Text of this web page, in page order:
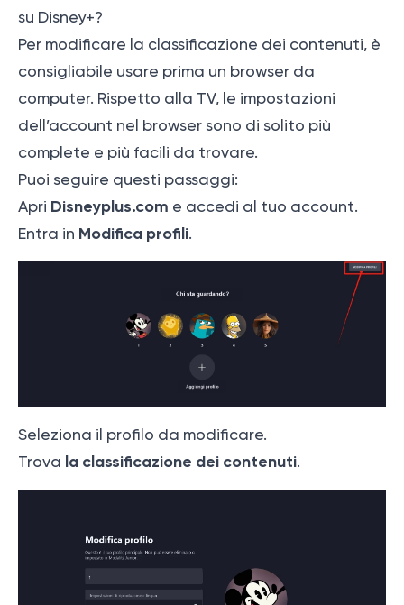
su Disney+?
Per modificare la classificazione dei contenuti, è
consigliabile usare prima un browser da
computer. Rispetto alla TV, le impostazioni
dell’account nel browser sono di solito più
complete e più facili da trovare.
Puoi seguire questi passaggi:
Apri Disneyplus.com e accedi al tuo account.
Entra in Modifica profili.
Seleziona il profilo da modificare.
Trova la classificazione dei contenuti.